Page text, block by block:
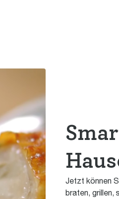
Jetzt können
braten, grillen,